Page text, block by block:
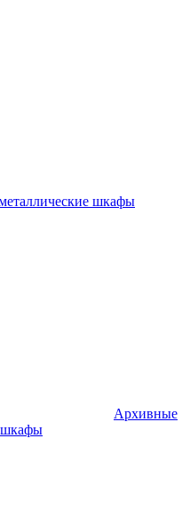
шкафы
Архивные
шкафы